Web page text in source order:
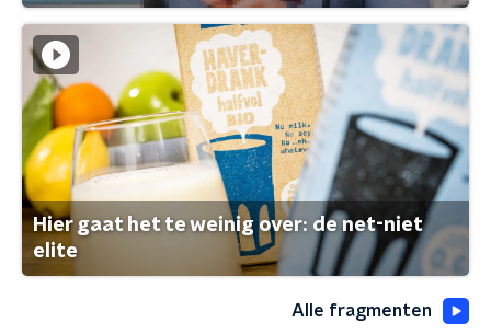
Hier gaat het te weinig over: de net-niet
elite
Alle fragmenten